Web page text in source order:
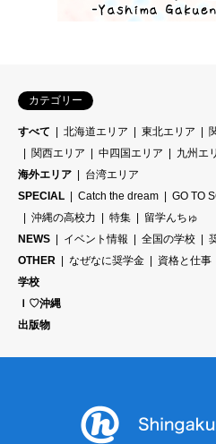
カテゴリー
すべて 北海道エリア 東北エリア
関西エリア
中四国エリア 九州エ
海外エリア
台湾エリア
SPECIAL
Catch the dream GO TO
沖縄の高校力
特集
留学んちゅ
NEWS
イベント情報 全国の学校
OTHER
なぜなに奨学金
資格と仕事
学校
Ｉ♡沖縄
出版物